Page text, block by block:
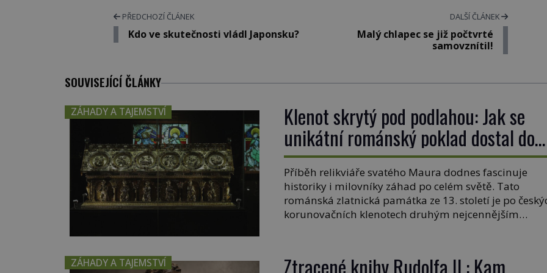
PŘEDCHOZÍ ČLÁNEK
Kdo ve skutečnosti vládl Japonsku?
DALŠÍ ČLÁNEK
Malý chlapec se již počtvrté
samovznítil!
SOUVISEJÍCÍ ČLÁNKY
ZÁHADY A TAJEMSTVÍ Klenot skrytý pod podlahou: Jak se
unikátní románský poklad dostal do
zapadlého Bečova?
Příběh relikviáře svatého Maura dodnes fascinuje
historiky i milovníky záhad po celém světě. Tato
románská zlatnická památka ze 13. století je po
korunovačních klenotech druhým nejcennějším
kriminalistů úspěšně nalezen, jeho minulost stále
ZÁHADY A TAJEMSTVÍ Ztracené knihy Rudolfa II.: Kam